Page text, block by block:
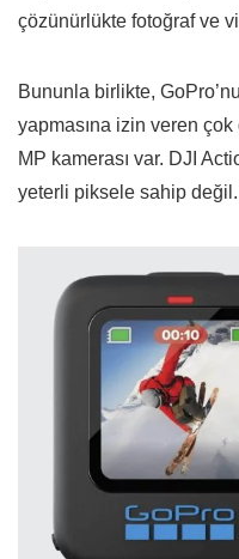
çözünürlükte fotoğraf ve
Bununla birlikte,
yapmasına izin veren
MP kamerası var. DJI
yeterli piksele sahip değil.